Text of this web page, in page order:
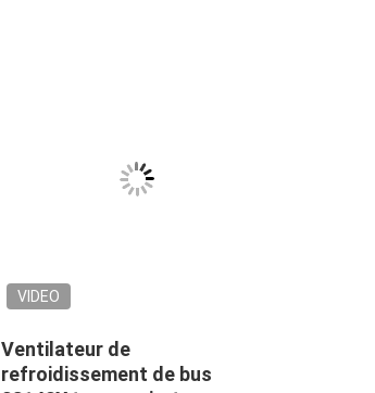
VIDEO
Ventilateur de
refroidissement de bus